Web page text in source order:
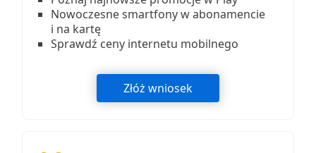
Nowoczesne smartfony w abonamencie
i na kartę
Sprawdź ceny internetu mobilnego
Złóż wniosek